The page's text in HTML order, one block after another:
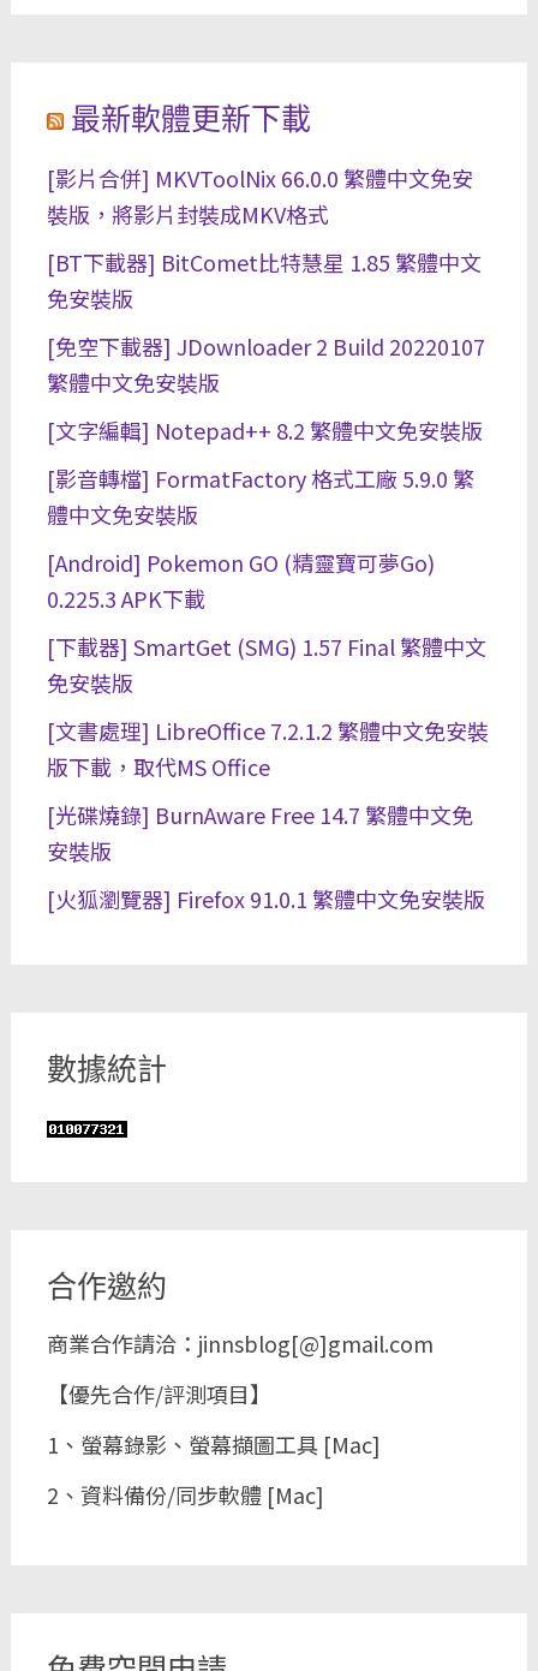
最新軟體更新下載
[影片合併] MKVToolNix 66.0.0 繁體中文免安
裝版，將影片封裝成MKV格式
[BT下載器] BitComet比特慧星 1.85 繁體中文
免安裝版
[免空下載器] JDownloader 2 Build 20220107
繁體中文免安裝版
[文字編輯] Notepad++ 8.2 繁體中文免安裝版
[影音轉檔] FormatFactory 格式工廠 5.9.0 繁
體中文免安裝版
[Android] Pokemon GO (精靈寶可夢Go)
0.225.3 APK下載
[下載器] SmartGet (SMG) 1.57 Final 繁體中文
免安裝版
[文書處理] LibreOffice 7.2.1.2 繁體中文免安裝
版下載，取代MS Office
[光碟燒錄] BurnAware Free 14.7 繁體中文免
安裝版
[火狐瀏覽器] Firefox 91.0.1 繁體中文免安裝版
數據統計
合作邀約
商業合作請洽：jinnsblog[@]gmail.com
【優先合作/評測項目】
1、螢幕錄影、螢幕擷圖工具 [Mac]
2、資料備份/同步軟體 [Mac]